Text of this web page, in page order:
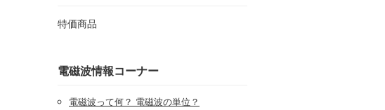
特価商品
電磁波情報コーナー
電磁波って何？ 電磁波の単位？